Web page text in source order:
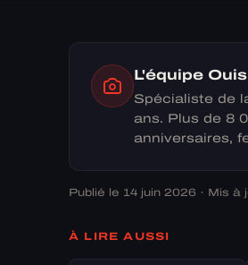
L'équipe
Spécialiste de
ans. Plus de 8
anniversaires,
Publié le 14 juin 2026 · Mis à
À LIRE AUSSI